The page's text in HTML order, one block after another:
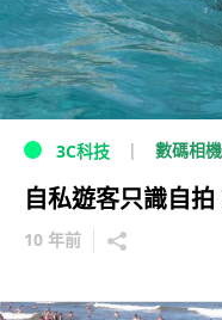
3C科技 數碼相機
自私遊客只識自
10 年前